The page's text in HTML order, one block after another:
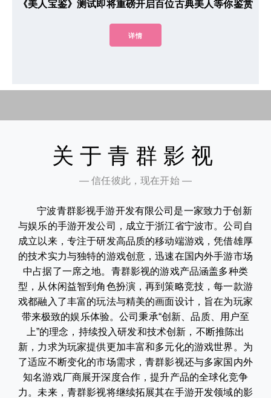
《美人宝鉴》测试即将重磅开启百位古典美人等你鉴赏
详情
关于青群影视
— 信任彼此，现在开始 —
宁波青群影视手游开发有限公司是一家致力于创新
与娱乐的手游开发公司，成立于浙江省宁波市。公司自
成立以来，专注于研发高品质的移动端游戏，凭借雄厚
的技术实力与独特的游戏创意，迅速在国内外手游市场
中占据了一席之地。青群影视的游戏产品涵盖多种类
型，从休闲益智到角色扮演，再到策略竞技，每一款游
戏都融入了丰富的玩法与精美的画面设计，旨在为玩家
带来极致的娱乐体验。公司秉承“创新、品质、用户至
上”的理念，持续投入研发和技术创新，不断推陈出
新，力求为玩家提供更加丰富和多元化的游戏世界。为
了适应不断变化的市场需求，青群影视还与多家国内外
知名游戏厂商展开深度合作，提升产品的全球化竞争
力。未来，青群影视将继续拓展其在手游开发领域的影